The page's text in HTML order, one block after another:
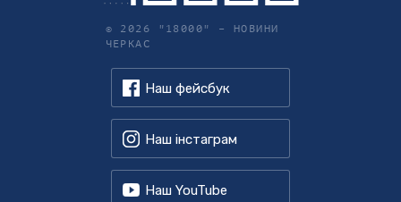
© 2026 "18000" – НОВИНИ
ЧЕРКАС
Наш фейсбук
Наш інстаграм
Наш YouTube